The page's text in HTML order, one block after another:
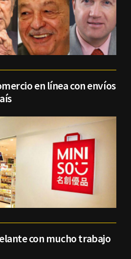
en línea con envíos
con mucho trabajo